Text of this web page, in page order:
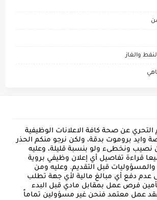
والغاز
التحري عن صحة كافة الاعلانات الوظيفية
وايد بروموت بدقة، ولكن نرجو منكم الحذر
نصيب ونخطىء ولو بنسبة قليلة، وعليه
قراءة تفاصيل أي إعلان وظيفي بروية
قبل التقديم. وعليه ومن
عدم دفع أي مبالغ مالية لأي جهة تطلب
فرص عمل بمقابل مادي قبل البدء
عمل معتمد فنحن غير مسؤولين تماماً